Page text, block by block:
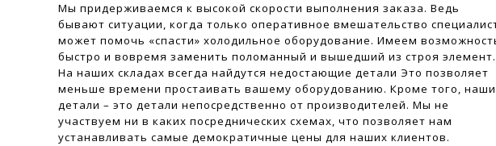
Мы придерживаемся к высокой скорости выполнения заказа. Ведь
бывают ситуации, когда только оперативное вмешательство
может помочь «спасти» холодильное оборудование. Имеем
быстро и вовремя заменить поломанный и вышедший из строя элемент.
На наших складах всегда найдутся недостающие детали Это позволяет
меньше времени простаивать вашему оборудованию. Кроме того, наши
детали – это детали непосредственно от производителей. Мы не
участвуем ни в каких посреднических схемах, что позволяет нам
устанавливать самые демократичные цены для наших клиентов.